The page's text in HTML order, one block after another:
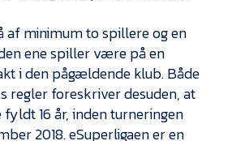
af minimum to spillere og en
ene spiller være på en
i den pågældende klub. Både
regler foreskriver desuden, at
16 år, inden turneringen
2018. eSuperligaen er en